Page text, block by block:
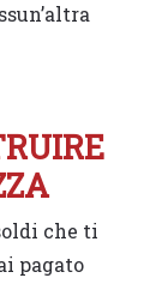
che ti
pagato